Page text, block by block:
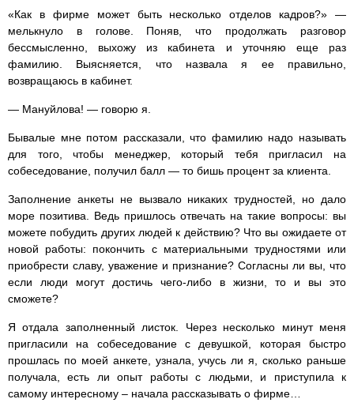
«Как в фирме может быть несколько отделов кадров?» —
мелькнуло в голове. Поняв, что продолжать разговор
бессмысленно, выхожу из кабинета и уточняю еще раз
фамилию. Выясняется, что назвала я ее правильно,
возвращаюсь в кабинет.
— Мануйлова! — говорю я.
Бывалые мне потом рассказали, что фамилию надо называть
для того, чтобы менеджер, который тебя пригласил на
собеседование, получил балл — то бишь процент за клиента.
Заполнение анкеты не вызвало никаких трудностей, но дало
море позитива. Ведь пришлось отвечать на такие вопросы: вы
можете побудить других людей к действию? Что вы ожидаете от
новой работы: покончить с материальными трудностями или
приобрести славу, уважение и признание? Согласны ли вы, что
если люди могут достичь чего-либо в жизни, то и вы это
сможете?
Я отдала заполненный листок. Через несколько минут меня
пригласили на собеседование с девушкой, которая быстро
прошлась по моей анкете, узнала, учусь ли я, сколько раньше
получала, есть ли опыт работы с людьми, и приступила к
самому интересному – начала рассказывать о фирме…